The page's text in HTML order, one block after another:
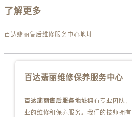
了解更多
百达翡丽售后维修服务中心地址
百达翡丽维修保养服务中心
百达翡丽售后服务地址拥有专业团队
业的维修和保养服务。我们的技师拥